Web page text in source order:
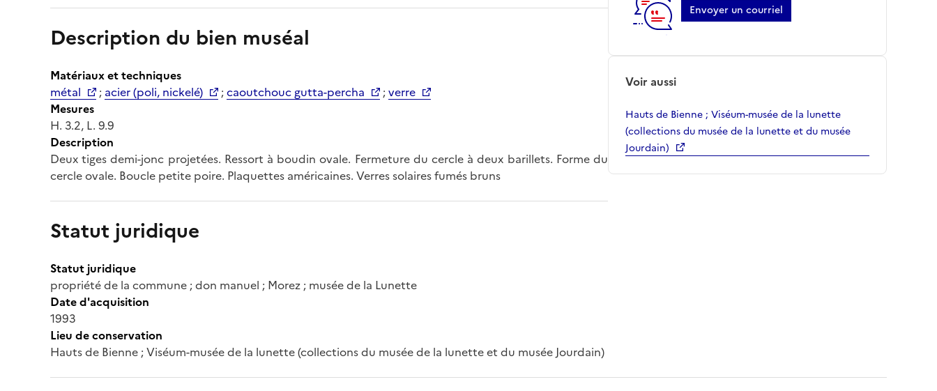
Description du bien muséal
Matériaux et techniques
métal
; acier (poli, nickelé) ;caoutchouc gutta-percha ;verre
Mesures
H. 3.2, L. 9.9
Description
Deux tiges demi-jonc projetées. Ressort à boudin ovale. Fermeture du cercle à deux barillets. Forme du
cercle ovale. Boucle petite poire. Plaquettes américaines. Verres solaires fumés bruns
Statut juridique
Statut juridique
propriété de la commune ; don manuel ; Morez ; musée de la Lunette
Date d'acquisition
1993
Lieu de conservation
Hauts de Bienne ; Viséum-musée de la lunette (collections du musée de la lunette et du musée Jourdain)
Envoyer un courriel
Voir aussi
Hauts de Bienne ; Viséum-musée de la lunette
(collections du musée de la lunette et du musée
Jourdain)